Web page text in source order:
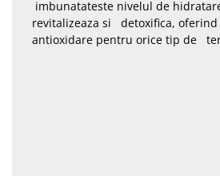
imbunatateste nivelul de
revitalizeaza si detoxifica, oferind
antioxidare pentru orice tip de